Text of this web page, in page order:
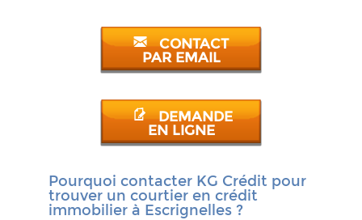
CONTACT
PAR EMAIL
DEMANDE
EN LIGNE
Pourquoi contacter KG Crédit pour
trouver un courtier en crédit
immobilier à Escrignelles ?